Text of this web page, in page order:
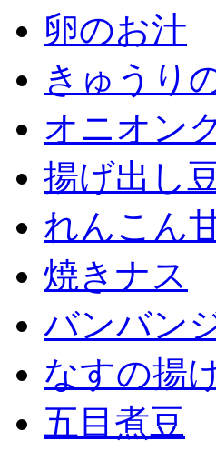
卵のお汁
きゅうり
オニオン
揚げ出し
れんこん
焼きナス
バンバン
なすの揚
五目煮豆